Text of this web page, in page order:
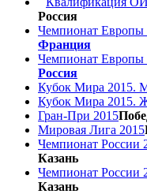
Россия
Чемпионат
Франция
Чемпионат
Россия
Кубок Мира 2015.
Кубок Мира 2015.
Гран-При 2015
Мировая Лига 2015
Чемпионат
Казань
Чемпионат
Казань